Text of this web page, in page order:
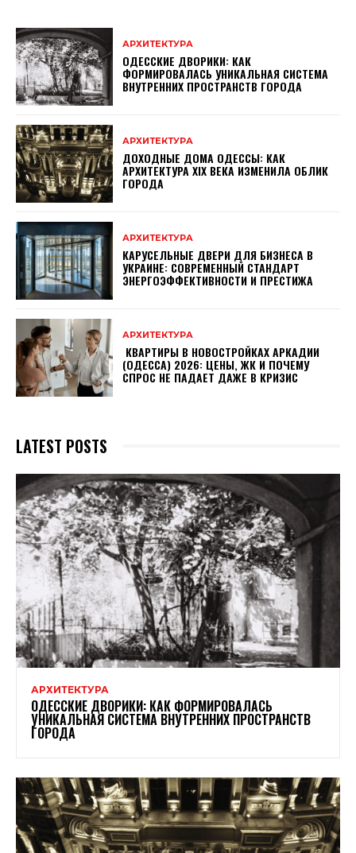
АРХИТЕКТУРА
ОДЕССКИЕ ДВОРИКИ: КАК
ФОРМИРОВАЛАСЬ УНИКАЛЬНАЯ СИСТЕМА
ВНУТРЕННИХ ПРОСТРАНСТВ ГОРОДА
АРХИТЕКТУРА
ДОХОДНЫЕ ДОМА ОДЕССЫ: КАК
АРХИТЕКТУРА XIX ВЕКА ИЗМЕНИЛА ОБЛИК
ГОРОДА
АРХИТЕКТУРА
КАРУСЕЛЬНЫЕ ДВЕРИ ДЛЯ БИЗНЕСА В
УКРАИНЕ: СОВРЕМЕННЫЙ СТАНДАРТ
ЭНЕРГОЭФФЕКТИВНОСТИ И ПРЕСТИЖА
АРХИТЕКТУРА
КВАРТИРЫ В НОВОСТРОЙКАХ АРКАДИИ
(ОДЕССА) 2026: ЦЕНЫ, ЖК И ПОЧЕМУ
СПРОС НЕ ПАДАЕТ ДАЖЕ В КРИЗИС
LATEST POSTS
АРХИТЕКТУРА
ОДЕССКИЕ ДВОРИКИ: КАК ФОРМИРОВАЛАСЬ
УНИКАЛЬНАЯ СИСТЕМА ВНУТРЕННИХ ПРОСТРАНСТВ
ГОРОДА